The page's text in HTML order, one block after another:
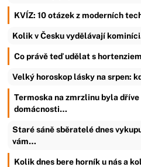
KVÍZ: 10 otázek z moderních
Kolik v Česku vydělávají
Co právě teď udělat s
Velký horoskop lásky na srpen:
Termoska na zmrzlinu byla
domácnosti…
Staré sáně sběratelé dnes
vám…
Kolik dnes bere horník u nás a